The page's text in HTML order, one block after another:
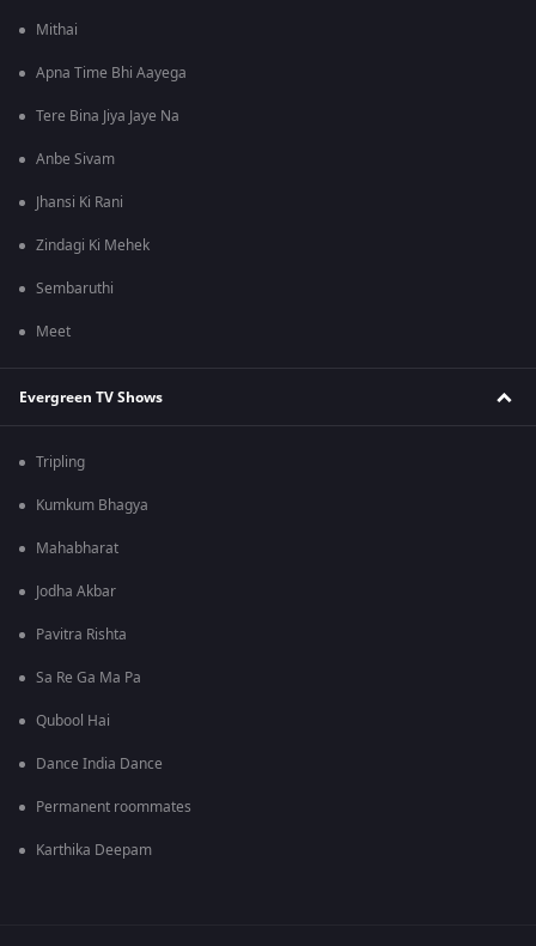
Mithai
Apna Time Bhi Aayega
Tere Bina Jiya Jaye Na
Anbe Sivam
Jhansi Ki Rani
Zindagi Ki Mehek
Sembaruthi
Meet
Evergreen TV Shows
Tripling
Kumkum Bhagya
Mahabharat
Jodha Akbar
Pavitra Rishta
Sa Re Ga Ma Pa
Qubool Hai
Dance India Dance
Permanent roommates
Karthika Deepam